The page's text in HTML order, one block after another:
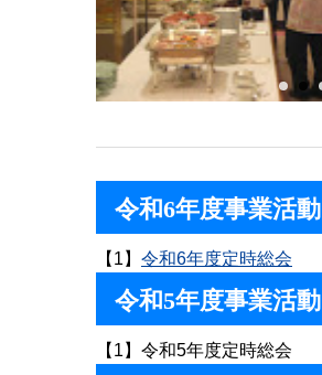
令和6年度事業活動
【1】 令和6年度定時総会
令和5年度事業活動
【1】令和5年度定時総会